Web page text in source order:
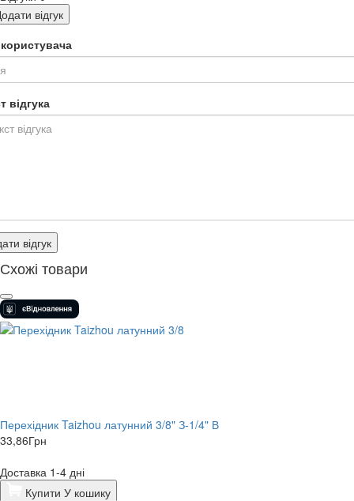
відгук
відгука
відгук
Схожі товари
Перехідник Taizhou латунний 3/8" З-1/4" В
33,86Грн
Доставка 1-4 дні
Купити У кошику